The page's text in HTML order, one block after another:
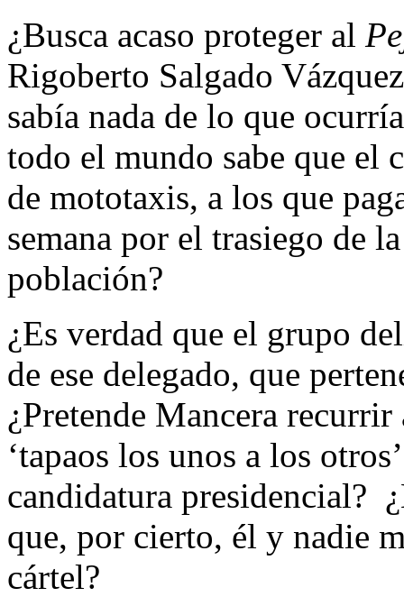
¿Busca acaso proteger al
Rigoberto Salgado
sabía nada de lo que
todo el mundo sabe que el
de mototaxis, a los que
semana por el trasiego de
población?
¿Es verdad que el grupo
de ese delegado, que
¿Pretende Mancera
‘tapaos los unos a los
candidatura presidencial?
que, por cierto, él y nadie
cártel?